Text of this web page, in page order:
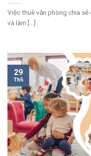
Việc thuê văn phòng chia
và làm [...]
29
Th5